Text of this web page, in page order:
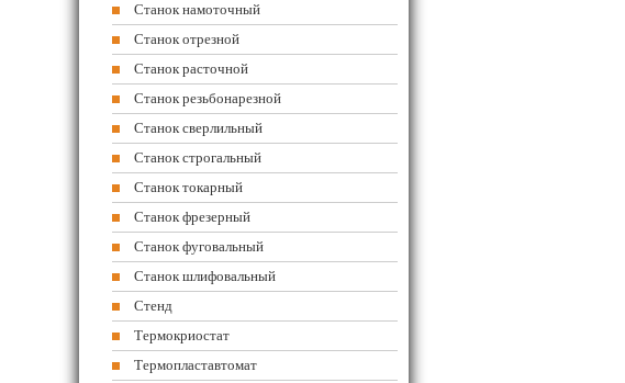
Станок намоточный
Станок отрезной
Станок расточной
Станок резьбонарезной
Станок сверлильный
Станок строгальный
Станок токарный
Станок фрезерный
Станок фуговальный
Станок шлифовальный
Стенд
Термокриостат
Термопластавтомат